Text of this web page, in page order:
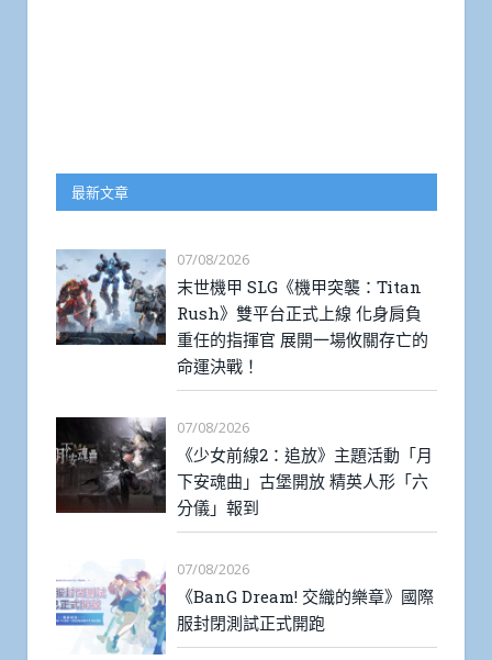
最新文章
07/08/2026
末世機甲 SLG《機甲突襲：Titan
Rush》雙平台正式上線 化身肩負
重任的指揮官 展開一場攸關存亡的
命運決戰！
07/08/2026
《少女前線2：追放》主題活動「月
下安魂曲」古堡開放 精英人形「六
分儀」報到
07/08/2026
《BanG Dream! 交織的樂章》國際
服封閉測試正式開跑